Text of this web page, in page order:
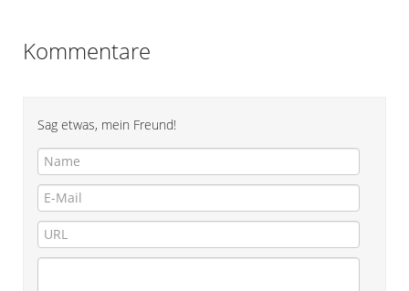
Kommentare
Sag etwas, mein Freund!